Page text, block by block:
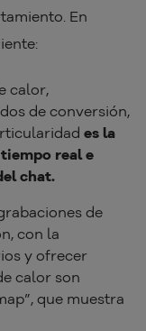
En
calor,
de conversión,
es la
real e
chat.
de
con la
y ofrecer
calor son
que muestra